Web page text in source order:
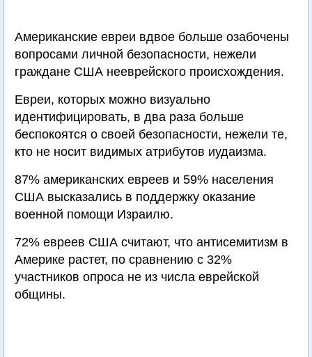
Американские евреи вдвое больше озабочены
вопросами личной безопасности, нежели
граждане США нееврейского происхождения.
Евреи, которых можно визуально
идентифицировать, в два раза больше
беспокоятся о своей безопасности, нежели те,
кто не носит видимых атрибутов иудаизма.
87% американских евреев и 59% населения
США высказались в поддержку оказание
военной помощи Израилю.
72% евреев США считают, что антисемитизм в
Америке растет, по сравнению с 32%
участников опроса не из числа еврейской
общины.